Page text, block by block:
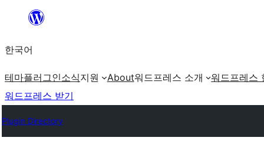
츠
로
로
가
한국어
테마플러그인소식지원 About워드프레스 소개 워드프레스
워드프레스 받기
Plugin Directory